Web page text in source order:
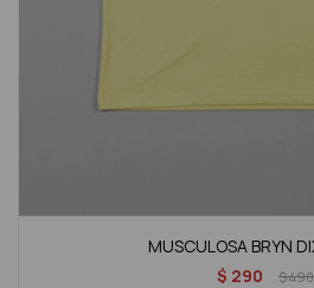
MUSCULOSA BRYN
$ 290 $490